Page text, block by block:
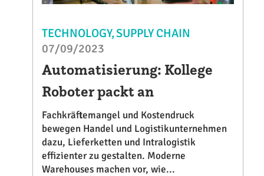
TECHNOLOGY SUPPLY CHAIN
07/09/2023
Automatisierung: Kollege
Roboter packt an
Fachkräftemangel und Kostendruck
bewegen Handel und Logistikunternehmen
dazu, Lieferketten und Intralogistik
effizienter zu gestalten. Moderne
Warehouses machen vor, wie...